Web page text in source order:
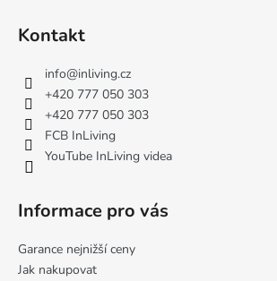
Kontakt
info@inliving.cz
+420 777 050 303
+420 777 050 303
FCB InLiving
YouTube InLiving videa
Informace pro vás
Garance nejnižší ceny
Jak nakupovat